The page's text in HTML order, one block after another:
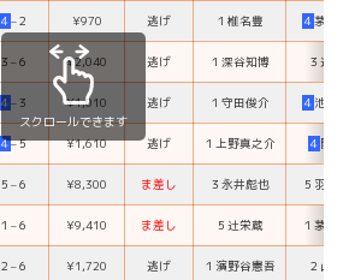
４–２ ¥970 逃げ １ 椎名豊 ４茅原
３ –６ ¥2,040 逃げ １ 深谷知博 ３ 辻
４ – ３ ¥1,010 逃げ １ 守田俊介 ４ 池田
４–５ ¥1,610 逃げ １ 上野真之介 ４ 関
５ –６ ¥8,300 ま差し ３ 永井彪也 ５ 羽野
１ –６ ¥9,410 ま差し ５ 辻栄蔵 １ 茅原
２ –６ ¥1,720 逃げ １ 濱野谷憲吾 ２ 山
スクロールできます